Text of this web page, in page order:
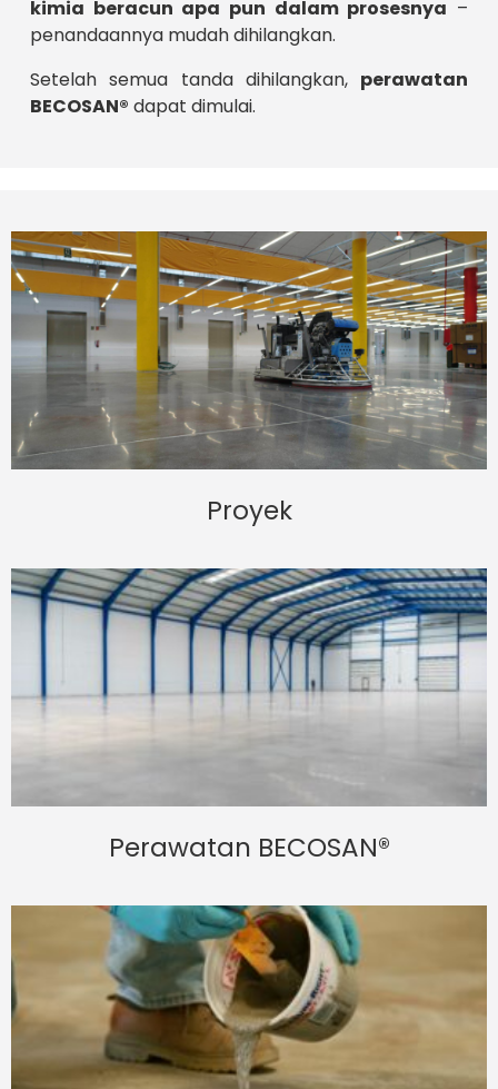
kimia beracun apa pun dalam prosesnya –
penandaannya mudah dihilangkan.
Setelah semua tanda dihilangkan, perawatan
BECOSAN® dapat dimulai.
Proyek
Perawatan BECOSAN®